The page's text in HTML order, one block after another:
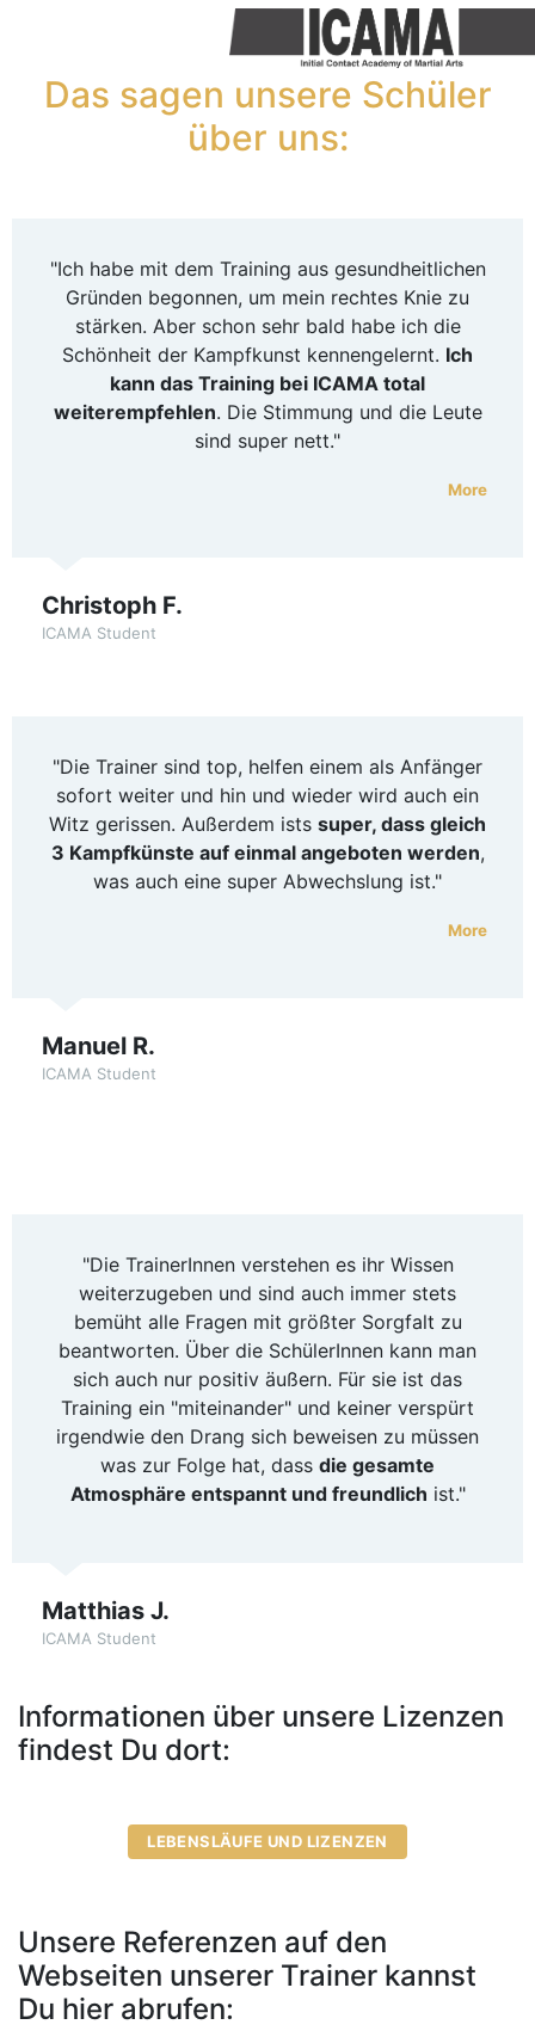
Das sagen unsere Schüler
über uns:
"Ich habe mit dem Training aus gesundheitlichen
Gründen begonnen, um mein rechtes Knie zu
stärken. Aber schon sehr bald habe ich die
Schönheit der Kampfkunst kennengelernt. Ich
kann das Training bei ICAMA total
weiterempfehlen. Die Stimmung und die Leute
sind super nett."
More
Christoph F.
ICAMA Student
"Die Trainer sind top, helfen einem als Anfänger
sofort weiter und hin und wieder wird auch ein
Witz gerissen. Außerdem ists super, dass gleich
3 Kampfkünste auf einmal angeboten werden,
was auch eine super Abwechslung ist."
More
Manuel R.
ICAMA Student
"Die TrainerInnen verstehen es ihr Wissen
weiterzugeben und sind auch immer stets
bemüht alle Fragen mit größter Sorgfalt zu
beantworten. Über die SchülerInnen kann man
sich auch nur positiv äußern. Für sie ist das
Training ein "miteinander" und keiner verspürt
irgendwie den Drang sich beweisen zu müssen
was zur Folge hat, dass die gesamte
Atmosphäre entspannt und freundlich ist."
Matthias J.
ICAMA Student
Informationen über unsere Lizenzen
findest Du dort:
LEBENSLÄUFE UND LIZENZEN
Unsere Referenzen auf den
Webseiten unserer Trainer kannst
Du hier abrufen: